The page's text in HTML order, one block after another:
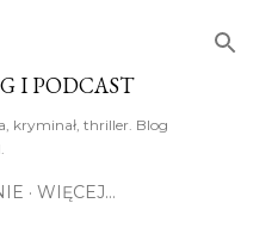
I PODCAST
kryminał, thriller. Blog
WIĘCEJ…